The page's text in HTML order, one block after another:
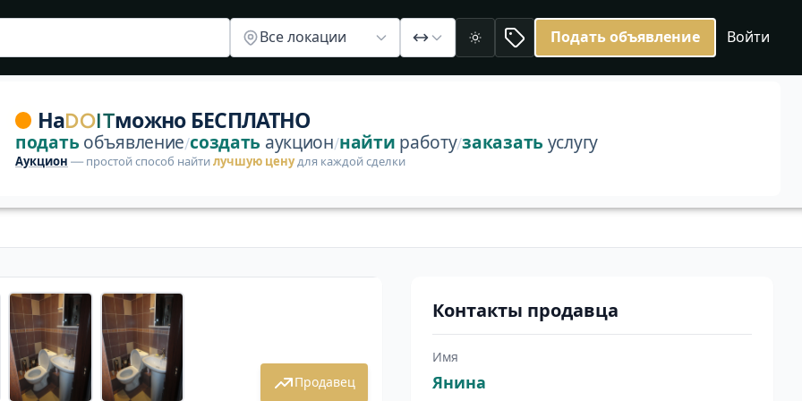
квартира-студия с эксклюзивным дизайнерским ремонтом гостеприимно распахивает свои
Все локации
Светлая Подать объявление Войти
НаDOITможно БЕСПЛАТНО
подать объявление/создать аукцион/найти работу/заказать услугу
Аукцион — простой способ найти лучшую ценудля каждой сделки
1 / 6
Продавец
Контакты продавца
Имя
Янина